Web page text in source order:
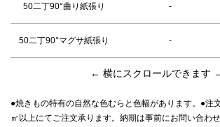
50二丁90°曲り紙張り -
50二丁90°マグサ紙張り -
← 横にスクロールできます
●焼きもの特有の自然な色むらと色幅があります。●注
㎡以上にてご注文承ります。納期は事前にお問い合わ